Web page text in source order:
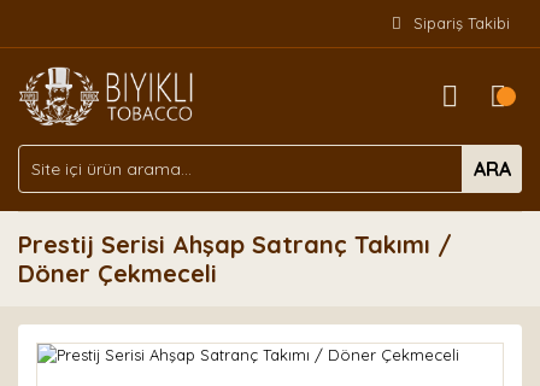
Sipariş Takibi
ARA
Prestij Serisi Ahşap Satranç Takımı /
Döner Çekmeceli